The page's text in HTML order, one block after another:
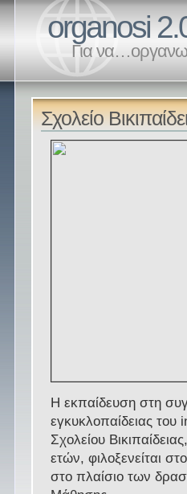
organosi
Για
Σχολείο
Η εκπαίδευση στη
εγκυκλοπαίδειας του
Σχολείου
ετών, φιλοξενείται
στο πλαίσιο των